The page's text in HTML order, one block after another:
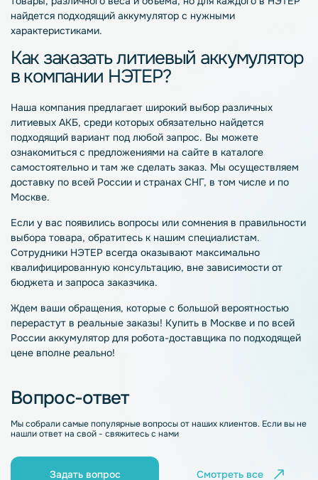
найдется подходящий аккумулятор с нужными
характеристиками.
Как заказать литиевый аккумулятор
в компании НЭТЕР?
Наша компания предлагает широкий выбор различных
литиевых АКБ, среди которых обязательно найдется
подходящий вариант под любой запрос. Вы можете
ознакомиться с предложениями на сайте в каталоге
самостоятельно и там же сделать заказ. Мы осуществляем
доставку по всей России и странах СНГ, в том числе и по
Москве.
Если у вас появились вопросы или сомнения в правильности
выбора товара, обратитесь к нашим специалистам.
Сотрудники НЭТЕР всегда оказывают максимально
квалифицированную консультацию, вне зависимости от
бюджета и запроса заказчика.
Ждем ваши обращения, которые с большой вероятностью
перерастут в реальные заказы! Купить в Москве и по всей
России аккумулятор для робота-доставщика по подходящей
цене вполне реально!
Вопрос-ответ
Мы собрали самые популярные вопросы от наших клиентов. Если вы не
нашли ответ на свой - свяжитесь с нами
Задать вопрос Смотреть все